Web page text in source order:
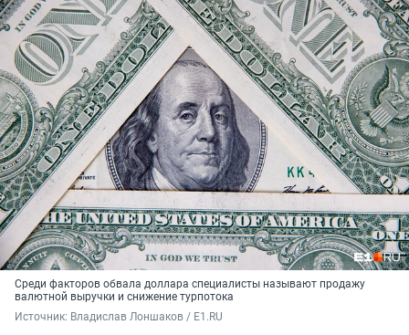
Среди факторов обвала доллара специалисты называют продажу
валютной выручки и снижение турпотока
Источник: Владислав Лоншаков / E1.RU